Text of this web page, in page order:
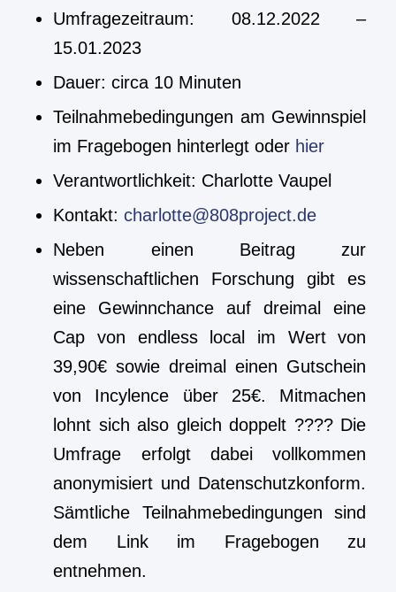
Umfragezeitraum: 08.12.2022 –
15.01.2023
Dauer: circa 10 Minuten
Teilnahmebedingungen am Gewinnspiel
im Fragebogen hinterlegt oder hier
Verantwortlichkeit: Charlotte Vaupel
Kontakt:charlotte@808project.de
Neben einen Beitrag zur
wissenschaftlichen Forschung gibt es
eine Gewinnchance auf dreimal eine
Cap von endless local im Wert von
39,90€ sowie dreimal einen Gutschein
von Incylence über 25€. Mitmachen
lohnt sich also gleich doppelt ???? Die
Umfrage erfolgt dabei vollkommen
anonymisiert und Datenschutzkonform.
Sämtliche Teilnahmebedingungen sind
dem Link im Fragebogen zu
entnehmen.